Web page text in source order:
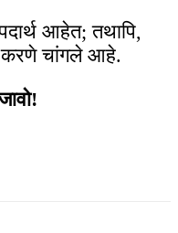
आहेत; तथापि,
करणे चांगले आहे.